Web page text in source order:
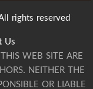
rights reserved
Us
WEB SITE ARE
NEITHER THE
OR LIABLE